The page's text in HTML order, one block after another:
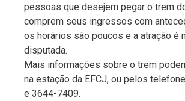
pessoas que desejem pegar o trem
comprem seus ingressos com
os horários são poucos e a atração é
disputada.
Mais informações sobre o trem
na estação da EFCJ, ou pelos
e 3644-7409.